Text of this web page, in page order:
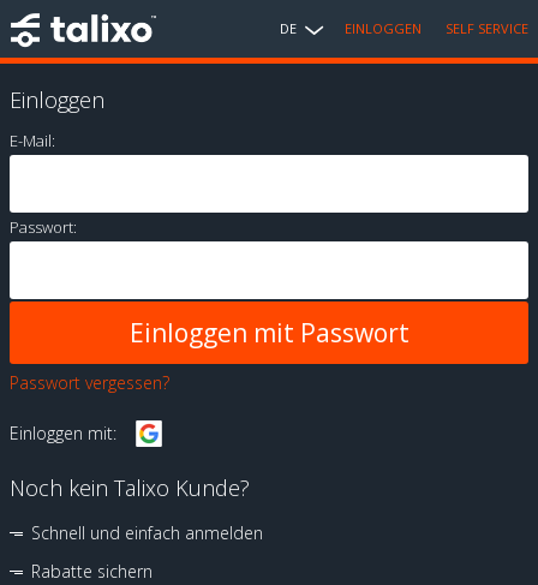
DE EINLOGGEN SELF SERVICE
Einloggen
E-Mail:
Passwort:
Passwort vergessen?
Einloggen mit:
Noch kein Talixo Kunde?
Schnell und einfach anmelden
Rabatte sichern